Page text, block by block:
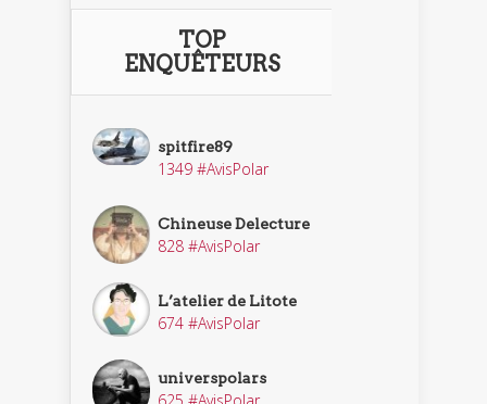
TOP
ENQUÊTEURS
spitfire89
1349 #AvisPolar
Chineuse Delecture
828 #AvisPolar
L’atelier de Litote
674 #AvisPolar
universpolars